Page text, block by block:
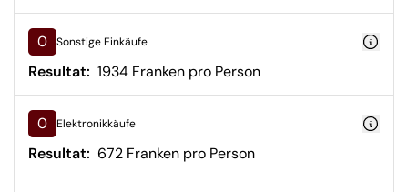
0 Sonstige Einkäufe
Resultat: 1934 Franken pro Person
0 Elektronikkäufe
Resultat: 672 Franken pro Person